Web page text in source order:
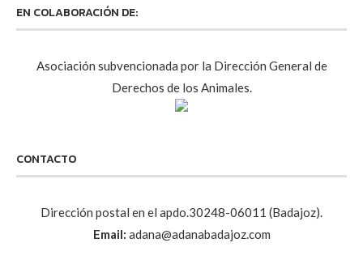
EN COLABORACIÓN DE:
Asociación subvencionada por la Dirección General de
Derechos de los Animales.
CONTACTO
Dirección postal en el apdo.30248-06011 (Badajoz).
Email: adana@adanabadajoz.com